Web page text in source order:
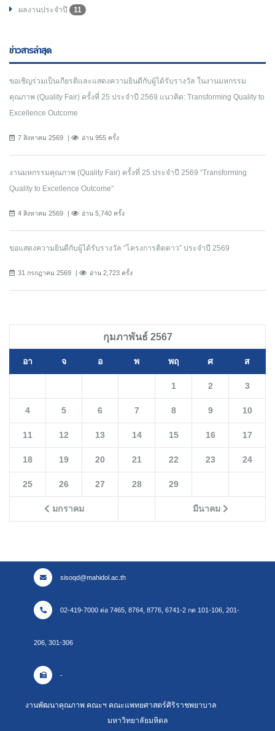
ผลงานประจำปี 11
ข่าวสารล่าสุด
ขอเชิญร่วมเป็นเกียรติและแสดงความยินดีกับผู้ได้รับรางวัล ในงานมหกรรม
คุณภาพ (Quality Fair) ครั้งที่ 25 ประจำปี 2569 แนวคิด: Transforming Quality to
Excellence Outcome
7 สิงหาคม 2569 อ่าน 955 ครั้ง
งานมหกรรมคุณภาพ (Quality Fair) ครั้งที่ 25 ประจำปี 2569 “Transforming
Quality to Excellence Outcome”
4 สิงหาคม 2569 อ่าน 5,740 ครั้ง
ขอแสดงความยินดีกับผู้ได้รับรางวัล “โครงการติดดาว” ประจำปี 2569
31 กรกฎาคม 2569 อ่าน 2,723 ครั้ง
กุมภาพันธ์ 2567
อา จ อ พ พฤ ศ ส
มกราคม มีนาคม
1 2 3
4 5 6 7 8 9 10
11 12 13 14 15 16 17
18 19 20 21 22 23 24
25 26 27 28 29
sisoqd@mahidol.ac.th
02-419-7000 ต่อ 7465, 8764, 8776, 6741-2 กด 101-106, 201-
206, 301-306
-
งานพัฒนาคุณภาพ คณะฯ คณะแพทยศาสตร์ศิริราชพยาบาล
มหาวิทยาลัยมหิดล